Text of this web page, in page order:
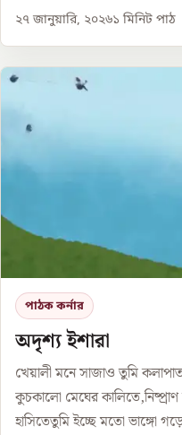
২৭ জানুয়ারি, ২০২৬১ মিনিট পাঠ
পাঠক কর্নার
অদৃশ্য ইশারা
খেয়ালী মনে সাজাও তুমি
কুচকালো মেঘের
হাসিতেতুমি ইচ্ছে মতো ভাঙ্গো